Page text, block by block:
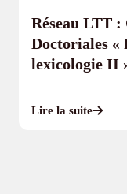
Réseau LTT
Doctoriales «
lexicologie II
Lire la suite